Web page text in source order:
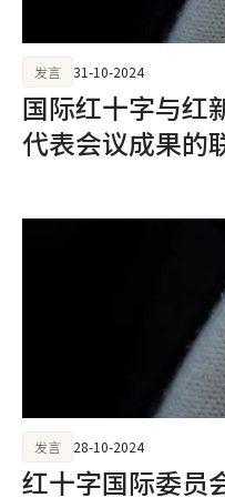
国际红十字与红
代表会议成果的
发言 31-10-2024
红十字国际委员
发言 28-10-2024